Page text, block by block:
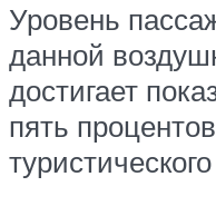
Уровень
данной
достигает
пять